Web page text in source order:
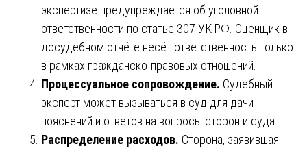
экспертизе предупреждается об уголовной
ответственности по статье 307 УК РФ. Оценщик в
досудебном отчёте несёт ответственность только
в рамках гражданско-правовых отношений.
Процессуальное сопровождение. Судебный
эксперт может вызываться в суд для дачи
пояснений и ответов на вопросы сторон и суда.
Распределение расходов. Сторона, заявившая